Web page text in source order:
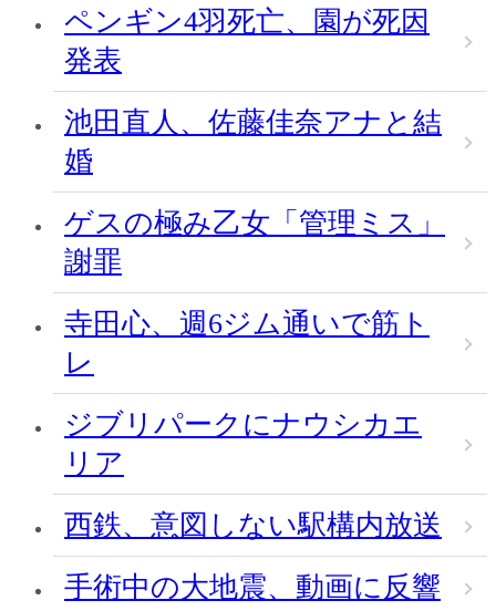
ペンギン4羽死亡、園が死因
発表
池田直人、佐藤佳奈アナと結
婚
ゲスの極み乙女「管理ミス」
謝罪
寺田心、週6ジム通いで筋ト
レ
ジブリパークにナウシカエ
リア
西鉄、意図しない駅構内放送
手術中の大地震、動画に反響